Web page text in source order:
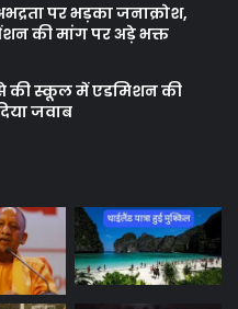
पर भड़का जनाक्रोश,
की मांग पर अड़े भक्त
से की स्कूल में एडमिशन की
जवाब